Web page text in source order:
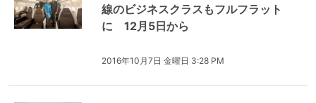
線のビジネスクラスもフルフラット
に 12月5日から
2016年10月7日 金曜日 3:28 PM